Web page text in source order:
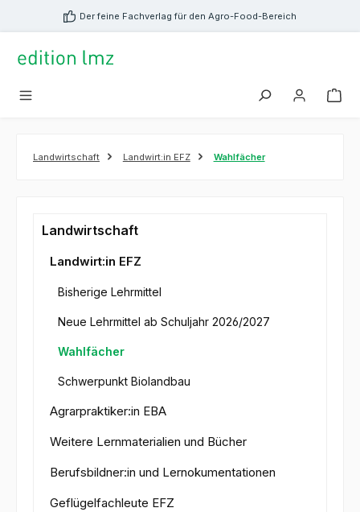
springen Der feine Fachverlag für den Agro-Food-Bereich
Landwirtschaft Landwirt:in EFZ Wahlfächer
Landwirtschaft
Landwirt:in EFZ
Bisherige Lehrmittel
Neue Lehrmittel ab Schuljahr 2026/2027
Wahlfächer
Schwerpunkt Biolandbau
Agrarpraktiker:in EBA
Weitere Lernmaterialien und Bücher
Berufsbildner:in und Lernokumentationen
Geflügelfachleute EFZ